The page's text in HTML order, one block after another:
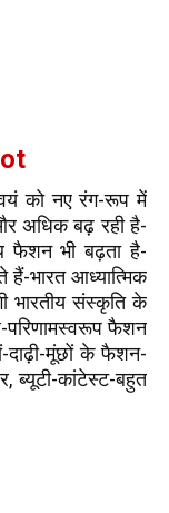
को नए रंग-रूप में
अधिक बढ़ रही है-
फैशन भी बढ़ता है-
हैं-भारत आध्यात्मिक
भारतीय संस्कृति के
परिणामस्वरूप फैशन
मूंछों के फैशन-
ब्यूटी-कांटेस्ट-बहुत